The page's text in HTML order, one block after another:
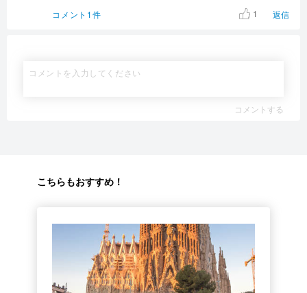
コメント1件
1 返信
コメントする
こちらもおすすめ！